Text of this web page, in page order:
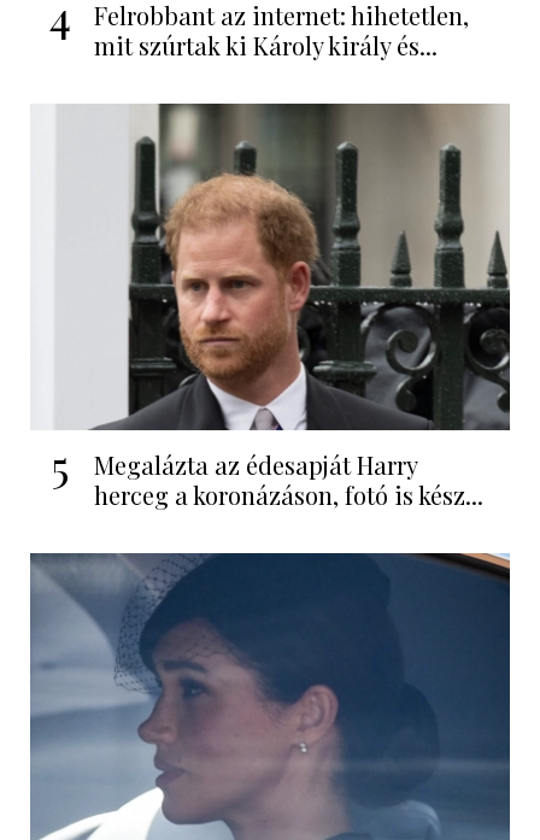
4
Felrobbant az internet: hihetetlen,
mit szúrtak ki Károly király és...
5
Megalázta az édesapját Harry
herceg a koronázáson, fotó is kész...